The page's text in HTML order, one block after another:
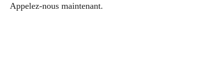
Appelez-nous maintenant.